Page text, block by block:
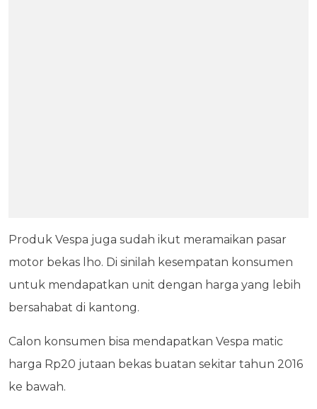
Produk Vespa juga sudah ikut meramaikan pasar
motor bekas lho. Di sinilah kesempatan konsumen
untuk mendapatkan unit dengan harga yang lebih
bersahabat di kantong.
Calon konsumen bisa mendapatkan Vespa matic
harga Rp20 jutaan bekas buatan sekitar tahun 2016
ke bawah.